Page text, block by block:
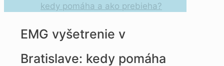
kedy pomáha a ako prebieha?
EMG vyšetrenie v
Bratislave: kedy pomáha